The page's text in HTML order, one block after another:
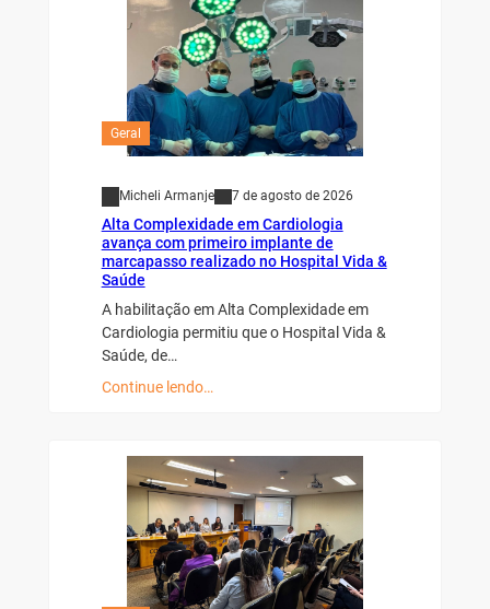
Geral
Micheli Armanje 7 de agosto de 2026
Alta Complexidade em Cardiologia
avança com primeiro implante de
marcapasso realizado no Hospital Vida &
Saúde
A habilitação em Alta Complexidade em
Cardiologia permitiu que o Hospital Vida &
Saúde, de…
Continue lendo…